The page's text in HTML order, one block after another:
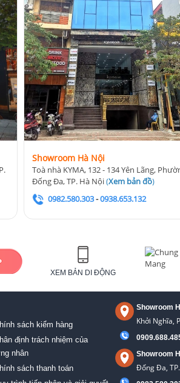
Showroom Hà Nội
Toà nhà KYMA, 132 - 134 Yên Lãng,
Đống Đa, TP. Hà Nội(Xem bản đồ)
0982.580.303-0938.653.132
XEM BẢN DI ĐỘNG
sách kiểm hàng
định trách nhiệm của
nhân
sách thanh toán
Showroom
Khởi Nghĩa,
Showroom
Đống Đa,